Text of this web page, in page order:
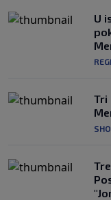
U
Tri